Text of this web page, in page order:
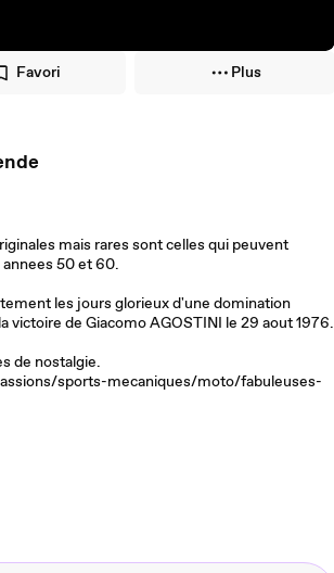
Favori Plus
de legende
mais rares sont celles qui peuvent
50 et 60.
les jours glorieux d'une domination
victoire de Giacomo AGOSTINI le 29 aout 1976.
de nostalgie.
sports-mecaniques/moto/fabuleuses-